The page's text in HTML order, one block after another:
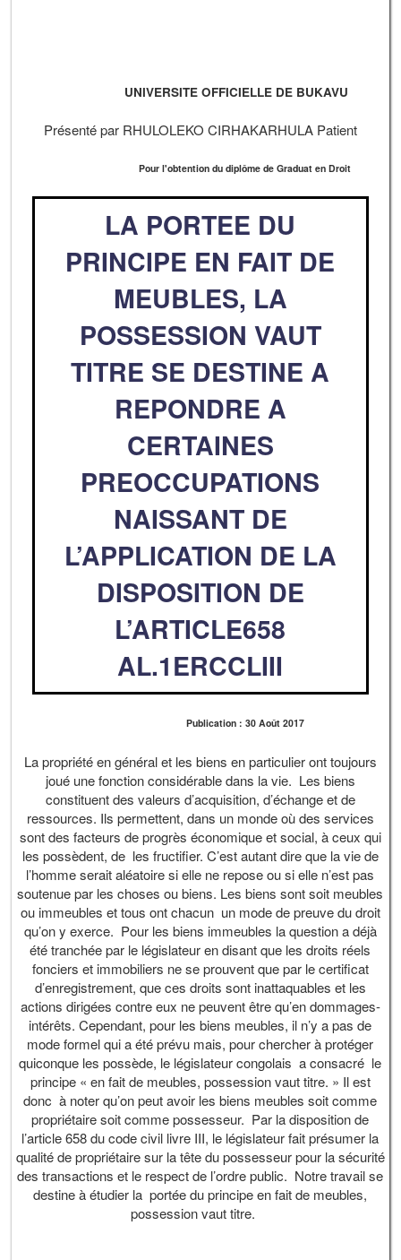
UNIVERSITE OFFICIELLE DE BUKAVU
Présenté par RHULOLEKO CIRHAKARHULA Patient
Pour l'obtention du diplôme de Graduat en Droit
LA PORTEE DU
PRINCIPE EN FAIT DE
MEUBLES, LA
POSSESSION VAUT
TITRE SE DESTINE A
REPONDRE A
CERTAINES
PREOCCUPATIONS
NAISSANT DE
L’APPLICATION DE LA
DISPOSITION DE
L’ARTICLE658
AL.1ERCCLIII
Publication : 30 Août 2017
La propriété en général et les biens en particulier ont toujours
joué une fonction considérable dans la vie. Les biens
constituent des valeurs d’acquisition, d’échange et de
ressources. Ils permettent, dans un monde où des services
sont des facteurs de progrès économique et social, à ceux qui
les possèdent, de les fructifier. C’est autant dire que la vie de
l’homme serait aléatoire si elle ne repose ou si elle n’est pas
soutenue par les choses ou biens. Les biens sont soit meubles
ou immeubles et tous ont chacun un mode de preuve du droit
qu’on y exerce. Pour les biens immeubles la question a déjà
été tranchée par le législateur en disant que les droits réels
fonciers et immobiliers ne se prouvent que par le certificat
d’enregistrement, que ces droits sont inattaquables et les
actions dirigées contre eux ne peuvent être qu’en dommages-
intérêts. Cependant, pour les biens meubles, il n’y a pas de
mode formel qui a été prévu mais, pour chercher à protéger
quiconque les possède, le législateur congolais a consacré le
principe « en fait de meubles, possession vaut titre. » Il est
donc à noter qu’on peut avoir les biens meubles soit comme
propriétaire soit comme possesseur. Par la disposition de
l’article 658 du code civil livre III, le législateur fait présumer la
qualité de propriétaire sur la tête du possesseur pour la sécurité
des transactions et le respect de l’ordre public. Notre travail se
destine à étudier la portée du principe en fait de meubles,
possession vaut titre.